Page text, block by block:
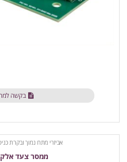
בקשה
אביזרי מתח נמוך ובקרת
ממסר צעד